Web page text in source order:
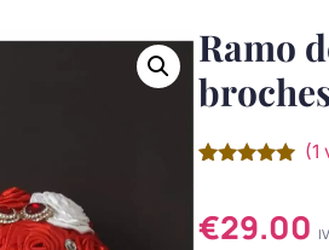
Ramo
5 en base
avaloración
(1
€29.00